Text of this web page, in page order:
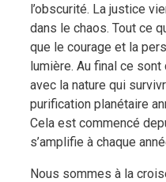
l’obscurité. La justice
dans le chaos. Tout ce
que le courage et la
lumière. Au final ce
avec la nature qui
purification planétaire
Cela est commencé
s’amplifie à chaque
Nous sommes à la